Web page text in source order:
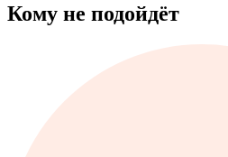
Кому не подойдёт